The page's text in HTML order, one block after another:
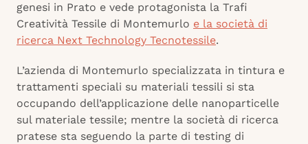
genesi in Prato e vede protagonista la Trafi
Creatività Tessile di Montemurlo e la società di
ricerca Next Technology Tecnotessile.
L’azienda di Montemurlo specializzata in tintura e
trattamenti speciali su materiali tessili si sta
occupando dell’applicazione delle nanoparticelle
sul materiale tessile; mentre la società di ricerca
pratese sta seguendo la parte di testing di